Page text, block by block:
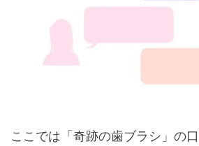
ここでは「奇跡の歯ブラシ」の